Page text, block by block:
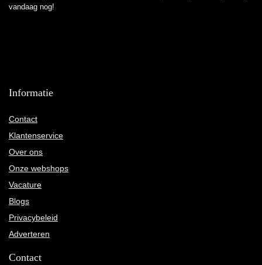
vandaag nog!
Informatie
Contact
Klantenservice
Over ons
Onze webshops
Vacature
Blogs
Privacybeleid
Adverteren
Contact